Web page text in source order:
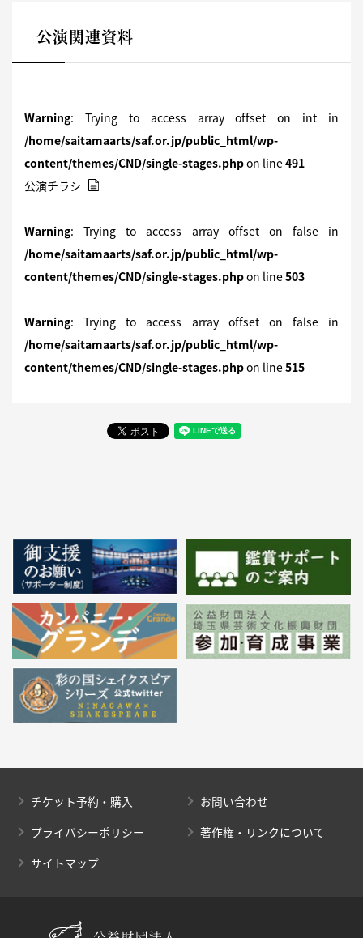
公演関連資料
Warning: Trying to access array offset on int in
/home/saitamaarts/saf.or.jp/public_html/wp-
content/themes/CND/single-stages.phpon line491
公演チラシ
Warning: Trying to access array offset on false in
/home/saitamaarts/saf.or.jp/public_html/wp-
content/themes/CND/single-stages.phpon line503
Warning: Trying to access array offset on false in
/home/saitamaarts/saf.or.jp/public_html/wp-
content/themes/CND/single-stages.phpon line515
チケット予約・購入
お問い合わせ
プライバシーポリシー
著作権・リンクについて
サイトマップ